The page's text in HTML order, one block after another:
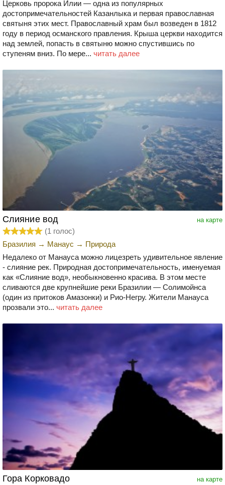
Церковь пророка Илии — одна из популярных
достопримечательностей Казанлыка и первая православная
святыня этих мест. Православный храм был возведен в 1812
году в период османского правления. Крыша церкви находится
над землей, попасть в святыню можно спустившись по
ступеням вниз. По мере... читать далее
на карте
Слияние вод
(1 голос)
Бразилия → Манаус → Природа
Недалеко от Манауса можно лицезреть удивительное явление
- слияние рек. Природная достопримечательность, именуемая
как «Слияние вод», необыкновенно красива. В этом месте
сливаются две крупнейшие реки Бразилии — Солимойнса
(один из притоков Амазонки) и Рио-Негру. Жители Манауса
прозвали это... читать далее
на карте
Гора Корковадо